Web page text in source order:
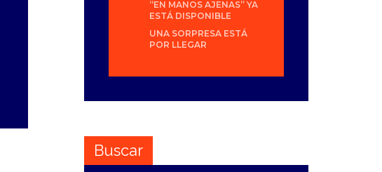
“EN MANOS AJENAS” YA
ESTÁ DISPONIBLE
UNA SORPRESA ESTÁ
POR LLEGAR
Buscar